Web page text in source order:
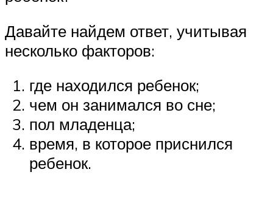
Давайте найдем ответ, учитывая
несколько факторов:
где находился ребенок;
чем он занимался во сне;
пол младенца;
время, в которое приснился
ребенок.